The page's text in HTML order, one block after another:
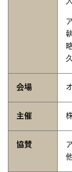
会場
主催
協賛